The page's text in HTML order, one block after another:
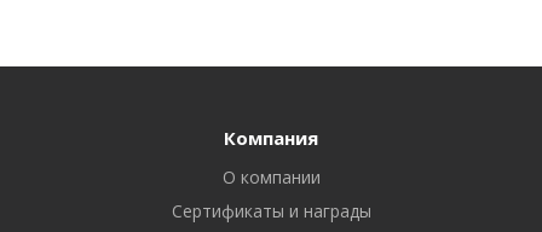
Компания
О компании
Сертификаты и награды